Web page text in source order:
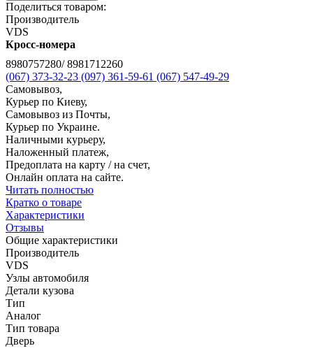
Поделиться товаром:
Производитель
VDS
Кросс-номера
8980757280/ 8981712260
(067) 373-32-23 (097) 361-59-61 (067) 547-49-29
Самовывоз,
Курьер по Киеву,
Самовывоз из Почты,
Курьер по Украине.
Наличными курьеру,
Наложенный платеж,
Предоплата на карту / на счет,
Онлайн оплата на сайте.
Читать полностью
Кратко о товаре
Характеристики
Отзывы
Общие характеристики
Производитель
VDS
Узлы автомобиля
Детали кузова
Тип
Аналог
Тип товара
Дверь